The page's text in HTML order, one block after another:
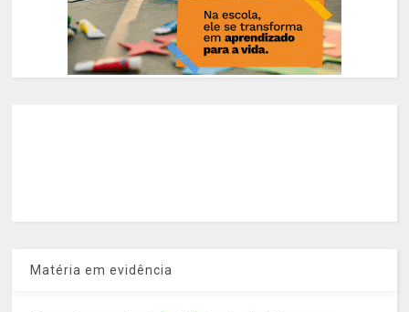
Matéria em evidência